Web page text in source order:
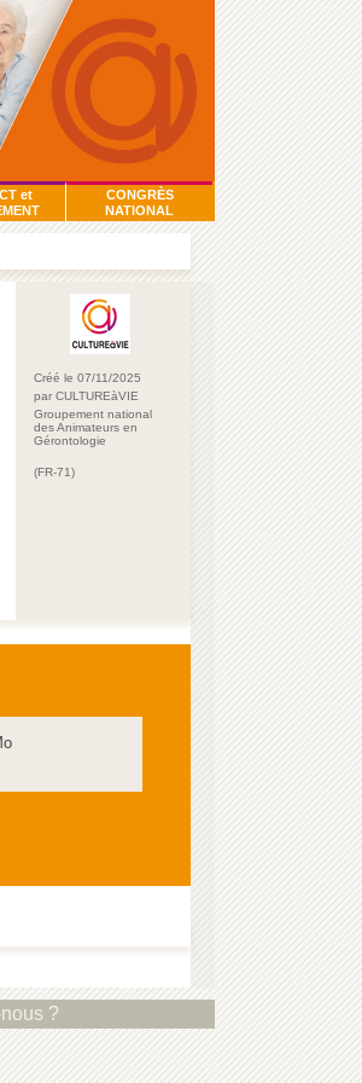
et
CONGRÈS
NATIONAL
Créé le 07/11/2025
par CULTUREàVIE
Groupement national
des Animateurs en
Gérontologie
(FR-71)
?